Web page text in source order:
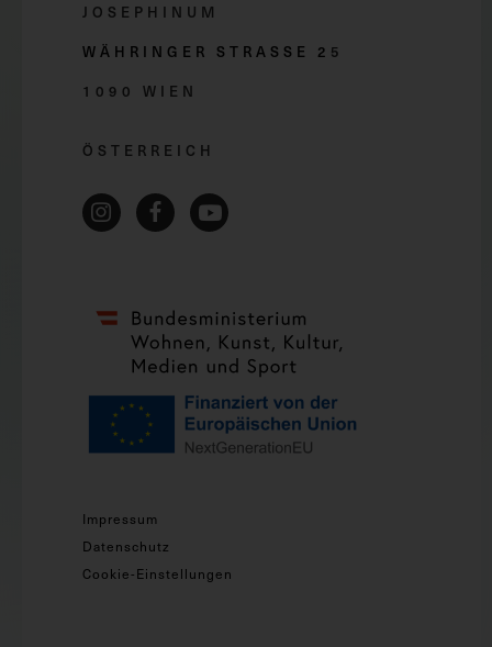
JOSEPHINUM
WÄHRINGER STRASSE 2 5
1090 WIEN
ÖSTERREICH
Impressum
Datenschutz
Cookie-Einstellungen